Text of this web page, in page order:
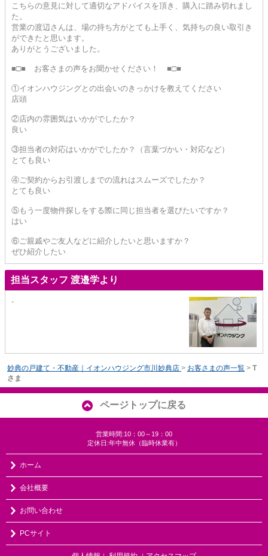
こちらの意見に対して適切なアドバイスを頂き、購入に踏み切れまし
た。
営業の渡辺さんは、場の持ち方がとても上手く、気持ちの良い取引き
ができたと思います。
ありがとうございました。
■□■ お客さまの声をお聞かせください！ ■□■
①イオンハウジングとの出会いのきっかけを教えてください
店頭
②店内の雰囲気はいかがでしたか？
良い
③担当者の対応はいかがでしたか？（言葉づかい・対応など）
とても良い
④ご契約からお引渡しまでの流れはスムーズでしたか？
とても良い
⑤もう一度物件探しをする際に同じ担当者を選びたいですか？
はい
⑥ご親戚やご友人などに紹介したいと思いますか？
ぜひ紹介したい
担当スタッフ 渡邉学より
-
妙典の戸建て・不動産｜イオンハウジング市川妙典店 > お客さまの声一覧 > T
さま
ページトップに戻る
営業時間:10：00～19：00
定休日:年中無休（臨時休業有）
ホーム
会社概要
お問い合わせ
PCサイト